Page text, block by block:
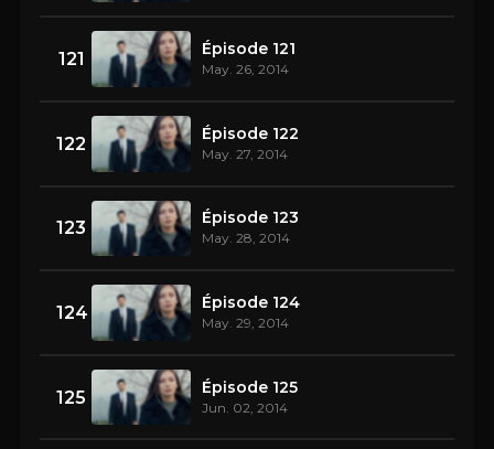
121 Épisode 121
May. 26, 2014
122 Épisode 122
May. 27, 2014
123 Épisode 123
May. 28, 2014
124 Épisode 124
May. 29, 2014
125 Épisode 125
Jun. 02, 2014